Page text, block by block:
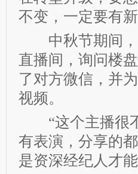
不变，一定要有
中秋节期间，
直播间，询问楼
了对方微信，并
视频。
“这个主播很不
有表演，分享的
是资深经纪人才